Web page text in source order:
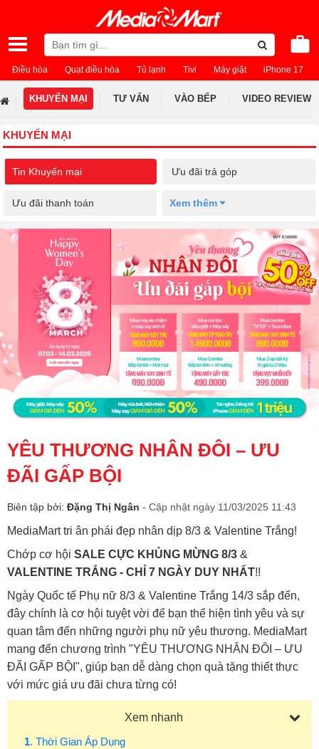
Điều hòa Quạt điều hòa Tủ lạnh Tivi Máy giặt iPhone 17
KHUYẾN MẠI TƯ VẤN VÀO BẾP VIDEO REVIEW
KHUYẾN MẠI
Tin Khuyến mại Ưu đãi trả góp
Ưu đãi thanh toán Xem thêm
YÊU THƯƠNG NHÂN ĐÔI – ƯU
ĐÃI GẤP BỘI
Biên tập bởi: Đặng Thị Ngân - Cập nhật ngày 11/03/2025 11:43
MediaMart tri ân phái đẹp nhân dịp 8/3 & Valentine Trắng!
Chớp cơ hội SALE CỰC KHỦNG MỪNG 8/3 &
VALENTINE TRẮNG - CHỈ 7 NGÀY DUY NHẤT!!
Ngày Quốc tế Phụ nữ 8/3 & Valentine Trắng 14/3 sắp đến,
đây chính là cơ hội tuyệt vời để bạn thể hiện tình yêu và sự
quan tâm đến những người phụ nữ yêu thương. MediaMart
mang đến chương trình "YÊU THƯƠNG NHÂN ĐÔI – ƯU
ĐÃI GẤP BỘI", giúp bạn dễ dàng chọn quà tặng thiết thực
với mức giá ưu đãi chưa từng có!
Xem nhanh
1. Thời Gian Áp Dụng